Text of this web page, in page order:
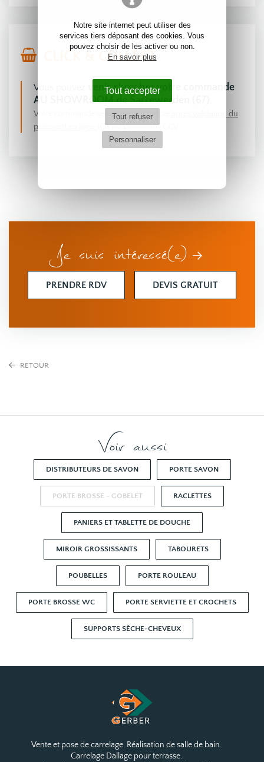
Notre site internet peut utiliser des
services tiers déposant des cookies. Vous
pouvez choisir de les activer ou non.
En savoir plus
Tout accepter
Tout refuser
Personnaliser
CLICK & COLLECT
Vous pouvez
venir chercher votre commande
AU SHOWROOM de Sarrewerden (67)
Votre commande sera prise en compte
après validation du
paiement en ligne (CB ou Virement)|
Je suis intéressé(e)
PRENDRE RDV DEVIS GRATUIT
RETOUR
Voir aussi
DISTRIBUTEURS DE SAVON PORTE SAVON
PORTE BROSSE - GOBELET RACLETTES
PANIERS ET TABLETTE DE DOUCHE
MIROIR GROSSISSANTS TABOURETS
POUBELLES PORTE ROULEAU
PORTE BROSSE WC PORTE SERVIETTE ET CROCHETS
SUPPORTS SÈCHE-CHEVEUX
Vente et pose de carrelage. Réalisation de salle de bain.
Carrelage Dallage pour terrasse.